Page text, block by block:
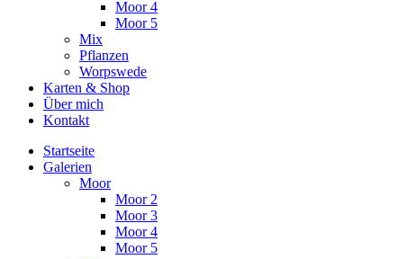
Moor 4
Moor 5
Mix
Pflanzen
Worpswede
Karten & Shop
Über mich
Kontakt
Startseite
Galerien
Moor
Moor 2
Moor 3
Moor 4
Moor 5